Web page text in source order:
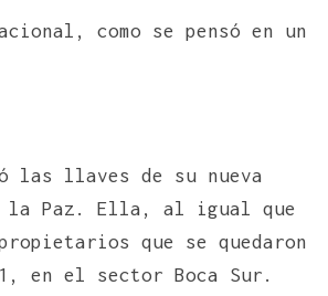
como se pensó en un
las llaves de su nueva
la Paz. Ella, al igual que
que se quedaron
en el sector Boca Sur.